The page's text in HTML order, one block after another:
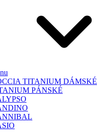
TITANIUM DÁMSKÉ
PÁNSKÉ